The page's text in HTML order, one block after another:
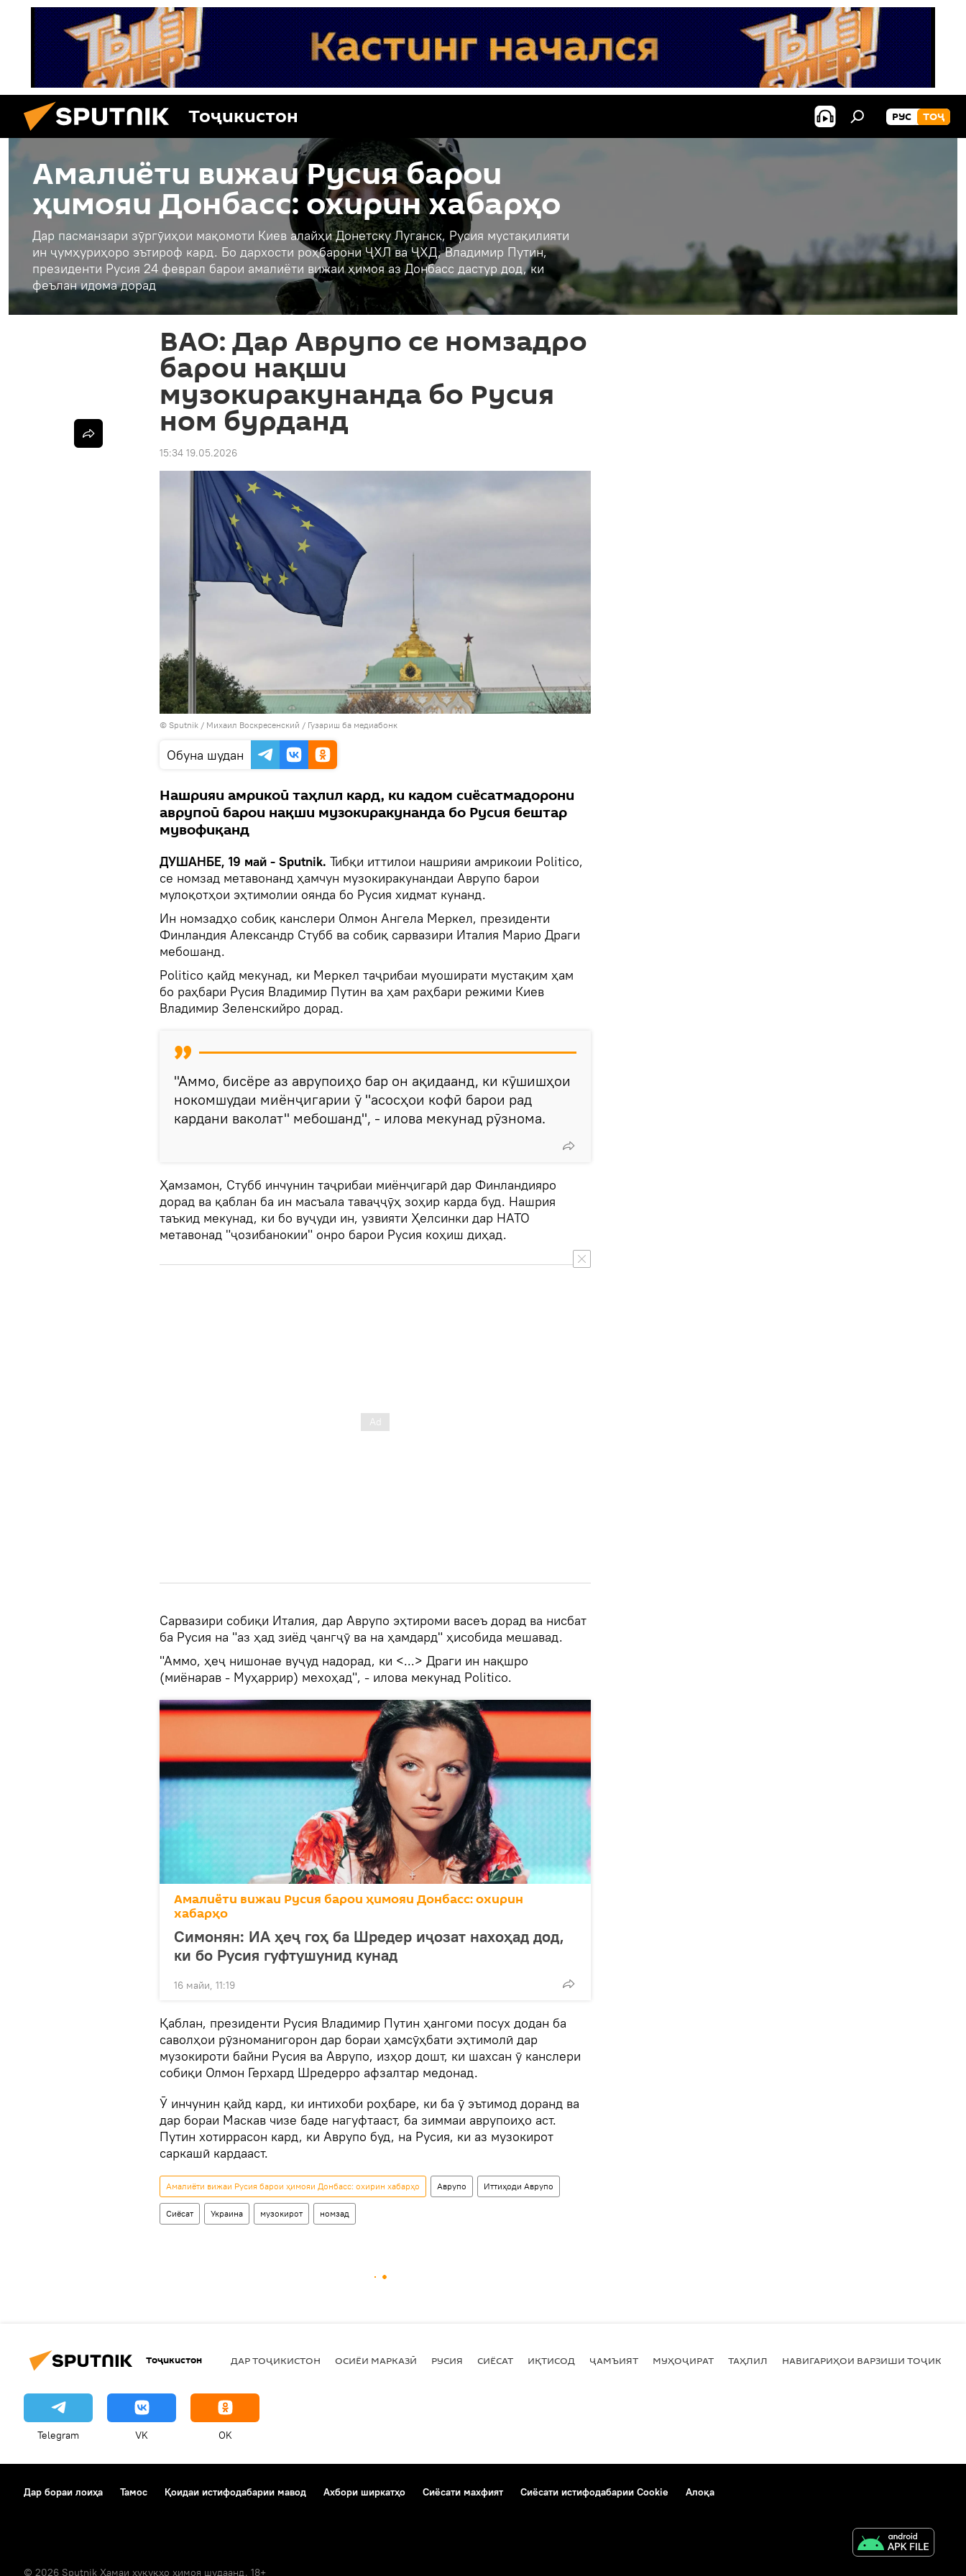
Тоҷикистон РУС ТОҶ
Амалиёти вижаи Русия барои
ҳимояи Донбасс: охирин хабарҳо
Дар пасманзари зӯргӯиҳои мақомоти Киев алайҳи Донетску Луганск, Русия мустақилияти
ин ҷумҳуриҳоро эътироф кард. Бо дархости роҳбарони ҶХЛ ва ҶХД, Владимир Путин,
президенти Русия 24 феврал барои амалиёти вижаи ҳимоя аз Донбасс дастур дод, ки
феълан идома дорад
ВАО: Дар Аврупо се номзадро
барои нақши
музокиракунанда бо Русия
ном бурданд
15:34 19.05.2026
© Sputnik / Михаил Воскресенский / Гузариш ба медиабонк
Обуна шудан
Нашрияи амрикоӣ таҳлил кард, ки кадом сиёсатмадорони
аврупоӣ барои нақши музокиракунанда бо Русия бештар
мувофиқанд
ДУШАНБЕ, 19 май - Sputnik. Тибқи иттилои нашрияи амрикоии Politico,
се номзад метавонанд ҳамчун музокиракунандаи Аврупо барои
мулоқотҳои эҳтимолии оянда бо Русия хидмат кунанд.
Ин номзадҳо собиқ канслери Олмон Ангела Меркел, президенти
Финландия Александр Стубб ва собиқ сарвазири Италия Марио Драги
мебошанд.
Politico қайд мекунад, ки Меркел таҷрибаи муоширати мустақим ҳам
бо раҳбари Русия Владимир Путин ва ҳам раҳбари режими Киев
Владимир Зеленскийро дорад.
"Аммо, бисёре аз аврупоиҳо бар он ақидаанд, ки кӯшишҳои
нокомшудаи миёнҷигарии ӯ "асосҳои кофӣ барои рад
кардани ваколат" мебошанд", - илова мекунад рӯзнома.
Ҳамзамон, Стубб инчунин таҷрибаи миёнҷигарӣ дар Финландияро
дорад ва қаблан ба ин масъала таваҷҷӯҳ зоҳир карда буд. Нашрия
таъкид мекунад, ки бо вуҷуди ин, узвияти Ҳелсинки дар НАТО
метавонад "ҷозибанокии" онро барои Русия коҳиш диҳад.
Сарвазири собиқи Италия, дар Аврупо эҳтироми васеъ дорад ва нисбат
ба Русия на "аз ҳад зиёд ҷангҷӯ ва на ҳамдард" ҳисобида мешавад.
"Аммо, ҳеҷ нишонае вуҷуд надорад, ки <...> Драги ин нақшро
(миёнарав - Муҳаррир) мехоҳад", - илова мекунад Politico.
Амалиёти вижаи Русия барои ҳимояи Донбасс: охирин
хабарҳо
Симонян: ИА ҳеҷ гоҳ ба Шредер иҷозат нахоҳад дод,
ки бо Русия гуфтушунид кунад
16 майи, 11:19
Қаблан, президенти Русия Владимир Путин ҳангоми посух додан ба
саволҳои рӯзноманигорон дар бораи ҳамсӯҳбати эҳтимолӣ дар
музокироти байни Русия ва Аврупо, изҳор дошт, ки шахсан ӯ канслери
собиқи Олмон Герхард Шредерро афзалтар медонад.
Ӯ инчунин қайд кард, ки интихоби роҳбаре, ки ба ӯ эътимод доранд ва
дар бораи Маскав чизе баде нагуфтааст, ба зиммаи аврупоиҳо аст.
Путин хотиррасон кард, ки Аврупо буд, на Русия, ки аз музокирот
саркашӣ кардааст.
Амалиёти вижаи Русия барои ҳимояи Донбасс: охирин хабарҳо Аврупо Иттиҳоди Аврупо
Сиёсат Украина музокирот номзад
Тоҷикистон ДАР ТОҶИКИСТОН ОСИЁИ МАРКАЗӢ РУСИЯ СИЁСАТ ИҚТИСОД ҶАМЪИЯТ МУҲОҶИРАТ ТАҲЛИЛ НАВИГАРИҲОИ ВАРЗИШИ
Telegram VK OK
Дар бораи лоиҳа Тамос Қоидаи истифодабарии мавод Ахбори ширкатҳо Сиёсати махфият Сиёсати истифодабарии Cookie Алоқа
© 2026 Sputnik Ҳамаи ҳуқуқҳо ҳимоя шудаанд. 18+